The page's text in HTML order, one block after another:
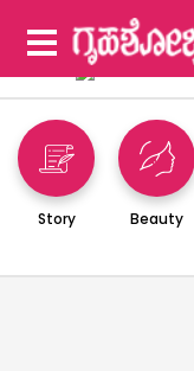
Story Beauty